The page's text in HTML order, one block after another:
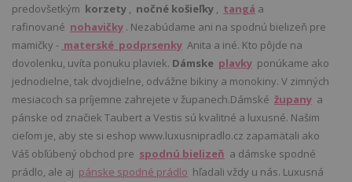
predovšetkým korzety , nočné košieľky , tangá a
rafinované nohavičky . Nezabúdame ani na spodnú bielizeň pre
mamičky - materské podprsenky Anita a iné. Kto pôjde na
dovolenku, uvíta ponuku plaviek. Dámske plavky ponúkame ako
jednodielne, tak dvojdielne, odvážne bikiny a monokiny. V zimných
mesiacoch sa príjemne zahrejete v županech.Dámské župany a
pánske od značiek Taubert a Vestis sú kvalitné a luxusné. Našim
cieľom je, aby ste si eshop www.luxusnipradlo.cz zapamätali ako
Váš obľúbený obchod pre spodnú bielizeň a dámske spodné
prádlo, ale aj pánske spodné prádlo hľadali vždy u nás. Luxusná